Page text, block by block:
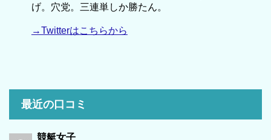
げ。穴党。三連単しか勝たん。
→Twitterはこちらから
最近の口コミ
競艇女子